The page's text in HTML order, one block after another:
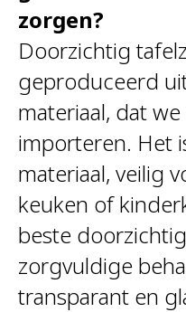
zorgen?
Doorzichtig
geproduceerd
materiaal, dat
importeren. Het
materiaal, veilig
keuken of
beste
zorgvuldige
transparant en